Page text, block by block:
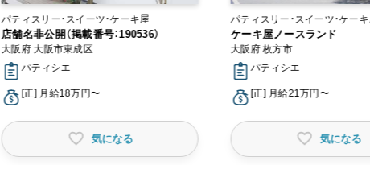
パティスリー・スイーツ・ケーキ屋
店舗名非公開（掲載番号：190536）
大阪府 大阪市東成区
パティシエ
[正] 月給18万円〜
気になる
パティスリー・スイーツ・ケー
ケーキ屋ノースランド
大阪府 枚方市
パティシエ
[正] 月給21万円〜
気になる